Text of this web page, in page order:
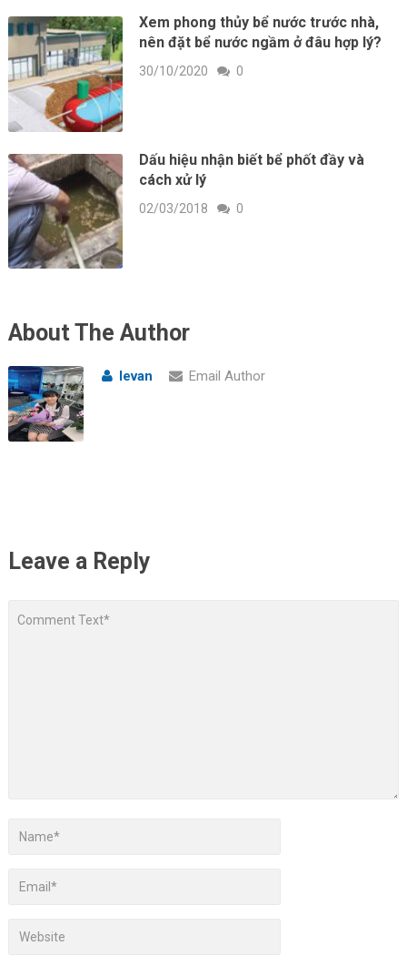
Xem phong thủy bể nước trước nhà,
nên đặt bể nước ngầm ở đâu hợp lý?
30/10/2020 0
Dấu hiệu nhận biết bể phốt đầy và
cách xử lý
02/03/2018 0
About The Author
levan Email Author
Leave a Reply